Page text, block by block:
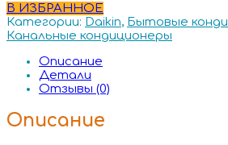
В ИЗБРАННОЕ
Категории: Daikin, Бытовые
Канальные кондиционеры
Описание
Детали
Отзывы (0)
Описание